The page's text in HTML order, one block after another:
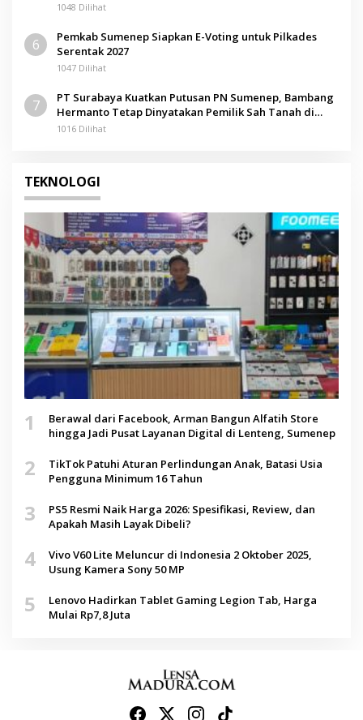
1048 Dilihat
6
Pemkab Sumenep Siapkan E-Voting untuk Pilkades
Serentak 2027
1047 Dilihat
7
PT Surabaya Kuatkan Putusan PN Sumenep, Bambang
Hermanto Tetap Dinyatakan Pemilik Sah Tanah di
Pamolokan
1016 Dilihat
TEKNOLOGI
1
Berawal dari Facebook, Arman Bangun Alfatih Store
hingga Jadi Pusat Layanan Digital di Lenteng, Sumenep
2
TikTok Patuhi Aturan Perlindungan Anak, Batasi Usia
Pengguna Minimum 16 Tahun
3
PS5 Resmi Naik Harga 2026: Spesifikasi, Review, dan
Apakah Masih Layak Dibeli?
4
Vivo V60 Lite Meluncur di Indonesia 2 Oktober 2025,
Usung Kamera Sony 50 MP
5
Lenovo Hadirkan Tablet Gaming Legion Tab, Harga
Mulai Rp7,8 Juta